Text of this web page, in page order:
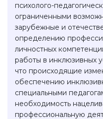
психолого-
ограниченными
зарубежные и
определению
личностных
работы в инклюзивных
что происходящие
обеспечению
специальными
необходимость
профессиональную